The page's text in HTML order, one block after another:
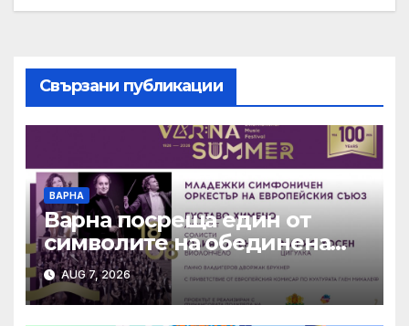
Свързани публикации
ВАРНА
Варна посреща един от
символите на обединена
Европа
AUG 7, 2026